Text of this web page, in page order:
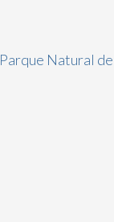
Parque Natural